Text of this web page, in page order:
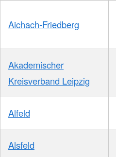
Aichach-Friedberg
Akademischer
Kreisverband Leipzig
Alfeld
Alsfeld